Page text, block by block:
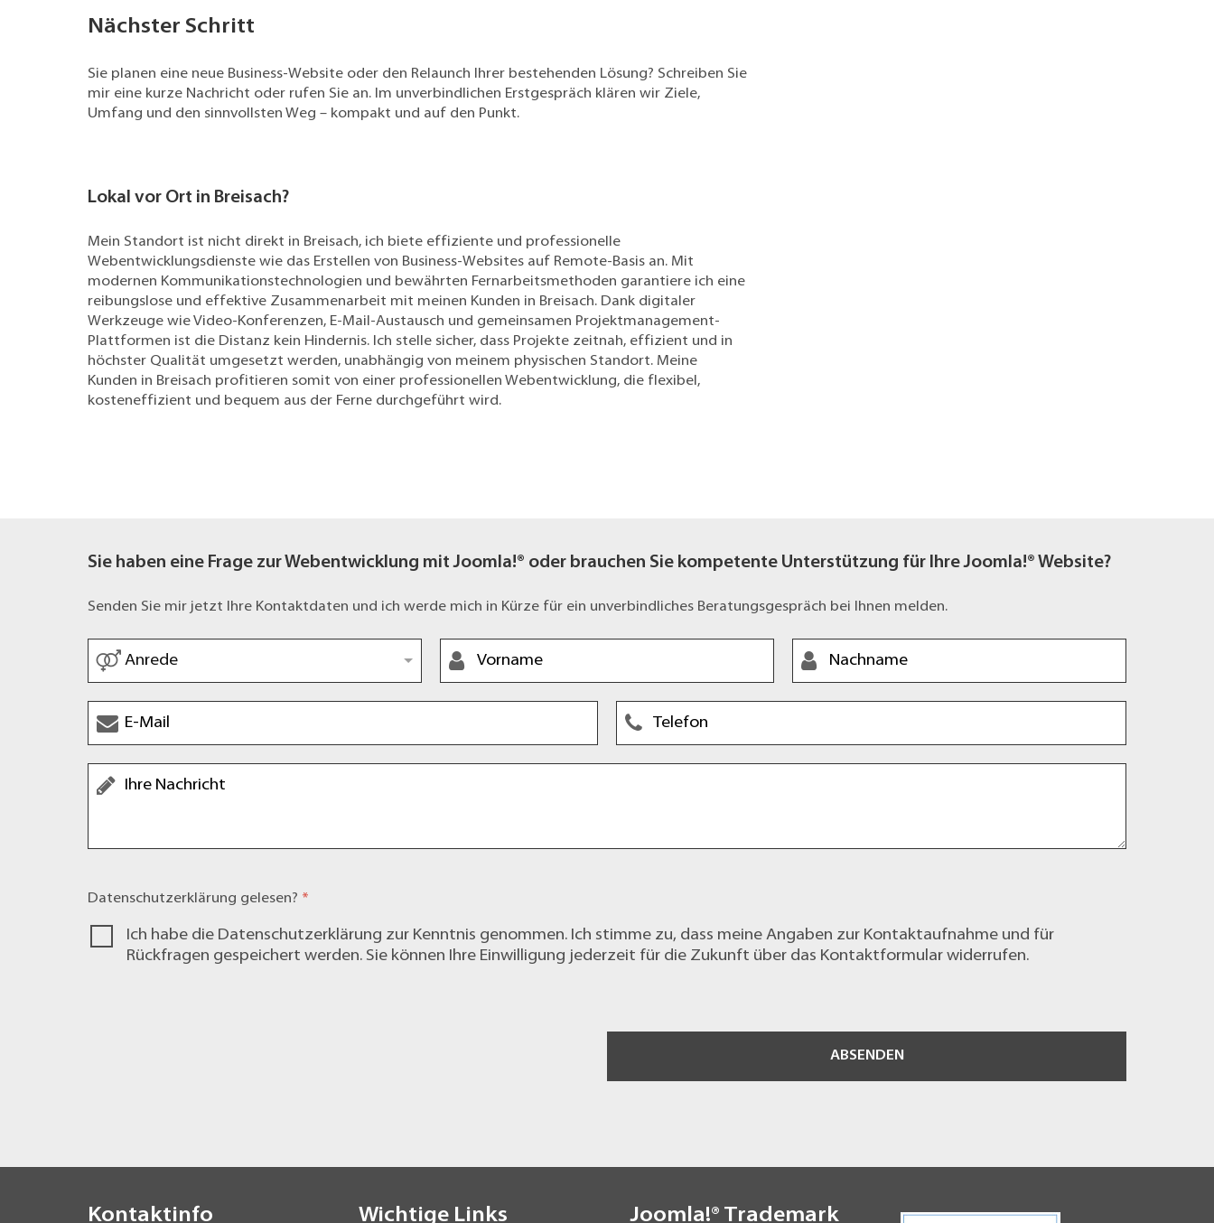
Nächster Schritt
Sie planen eine neue Business-Website oder den Relaunch Ihrer bestehenden Lösung? Schreiben Sie
mir eine kurze Nachricht oder rufen Sie an. Im unverbindlichen Erstgespräch klären wir Ziele,
Umfang und den sinnvollsten Weg – kompakt und auf den Punkt.
Lokal vor Ort in Breisach?
Mein Standort ist nicht direkt in Breisach, ich biete effiziente und professionelle
Webentwicklungsdienste wie das Erstellen von Business-Websites auf Remote-Basis an. Mit
modernen Kommunikationstechnologien und bewährten Fernarbeitsmethoden garantiere ich eine
reibungslose und effektive Zusammenarbeit mit meinen Kunden in Breisach. Dank digitaler
Werkzeuge wie Video-Konferenzen, E-Mail-Austausch und gemeinsamen Projektmanagement-
Plattformen ist die Distanz kein Hindernis. Ich stelle sicher, dass Projekte zeitnah, effizient und in
höchster Qualität umgesetzt werden, unabhängig von meinem physischen Standort. Meine
Kunden in Breisach profitieren somit von einer professionellen Webentwicklung, die flexibel,
kosteneffizient und bequem aus der Ferne durchgeführt wird.
Sie haben eine Frage zur Webentwicklung mit Joomla!® oder brauchen Sie kompetente Unterstützung für Ihre Joomla!® Website?
Senden Sie mir jetzt Ihre Kontaktdaten und ich werde mich in Kürze für ein unverbindliches Beratungsgespräch bei Ihnen melden.
Anrede
Datenschutzerklärung gelesen? *
Ich habe die Datenschutzerklärung zur Kenntnis genommen. Ich stimme zu, dass meine Angaben zur Kontaktaufnahme und für
Rückfragen gespeichert werden. Sie können Ihre Einwilligung jederzeit für die Zukunft über das Kontaktformular widerrufen.
ABSENDEN
Kontaktinfo Wichtige Links Joomla!® Trademark